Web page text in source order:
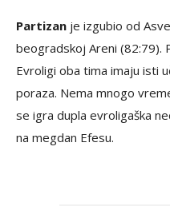
Partizan je izgubio od
beogradskoj Areni (82:79).
Evroligi oba tima imaju isti
poraza. Nema mnogo
se igra dupla evroligaška
na megdan Efesu.